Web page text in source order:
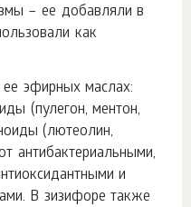
– ее добавляли в
как
эфирных маслах:
(пулегон, ментон,
(лютеолин,
антибактериальными,
и
В зизифоре также